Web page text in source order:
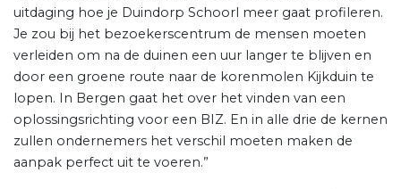
uitdaging hoe je Duindorp Schoorl meer gaat profileren.
Je zou bij het bezoekerscentrum de mensen moeten
verleiden om na de duinen een uur langer te blijven en
door een groene route naar de korenmolen Kijkduin te
lopen. In Bergen gaat het over het vinden van een
oplossingsrichting voor een BIZ. En in alle drie de kernen
zullen ondernemers het verschil moeten maken de
aanpak perfect uit te voeren.”